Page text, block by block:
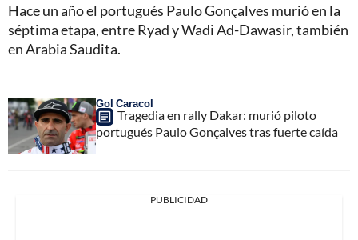
Hace un año el portugués Paulo Gonçalves murió en la
séptima etapa, entre Ryad y Wadi Ad-Dawasir, también
en Arabia Saudita.
Gol Caracol
Tragedia en rally Dakar: murió piloto
portugués Paulo Gonçalves tras fuerte caída
PUBLICIDAD